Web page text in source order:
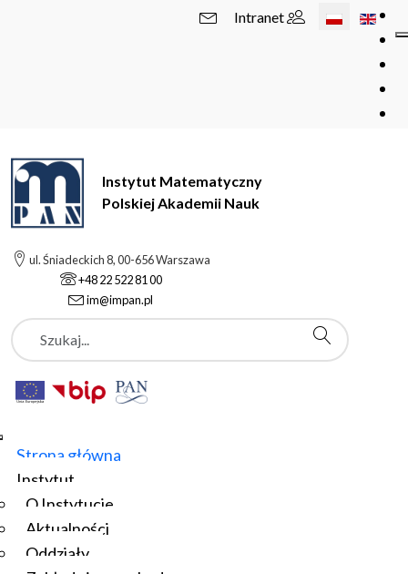
Wybierz swój
Intranet
Instytut Matematyczny
Polskiej Akademii Nauk
ul. Śniadeckich 8, 00-656 Warszawa
+48 22 522 81 00
im@impan.pl
Szukaj
Strona główna
Instytut
O Instytucie
Aktualności
Oddziały